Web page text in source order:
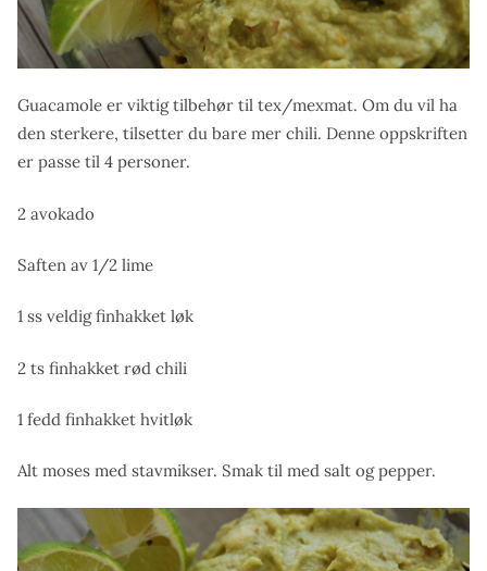
Guacamole er viktig tilbehør til tex/mexmat. Om du vil ha
den sterkere, tilsetter du bare mer chili. Denne oppskriften
er passe til 4 personer.
2 avokado
Saften av 1/2 lime
1 ss veldig finhakket løk
2 ts finhakket rød chili
1 fedd finhakket hvitløk
Alt moses med stavmikser. Smak til med salt og pepper.